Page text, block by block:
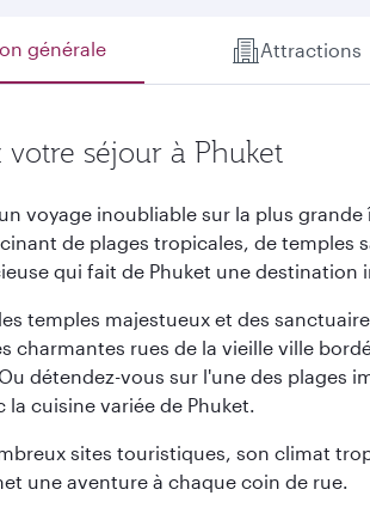
générale Attractions
votre séjour à Phuket
voyage inoubliable sur la plus
de plages tropicales, de temples
qui fait de Phuket une destination
temples majestueux et des
charmantes rues de la vieille ville
détendez-vous sur l'une des plages
la cuisine variée de Phuket.
sites touristiques, son climat
une aventure à chaque coin de rue.